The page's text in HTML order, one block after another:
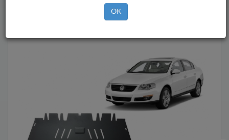
Terug naar de catalogus
OK